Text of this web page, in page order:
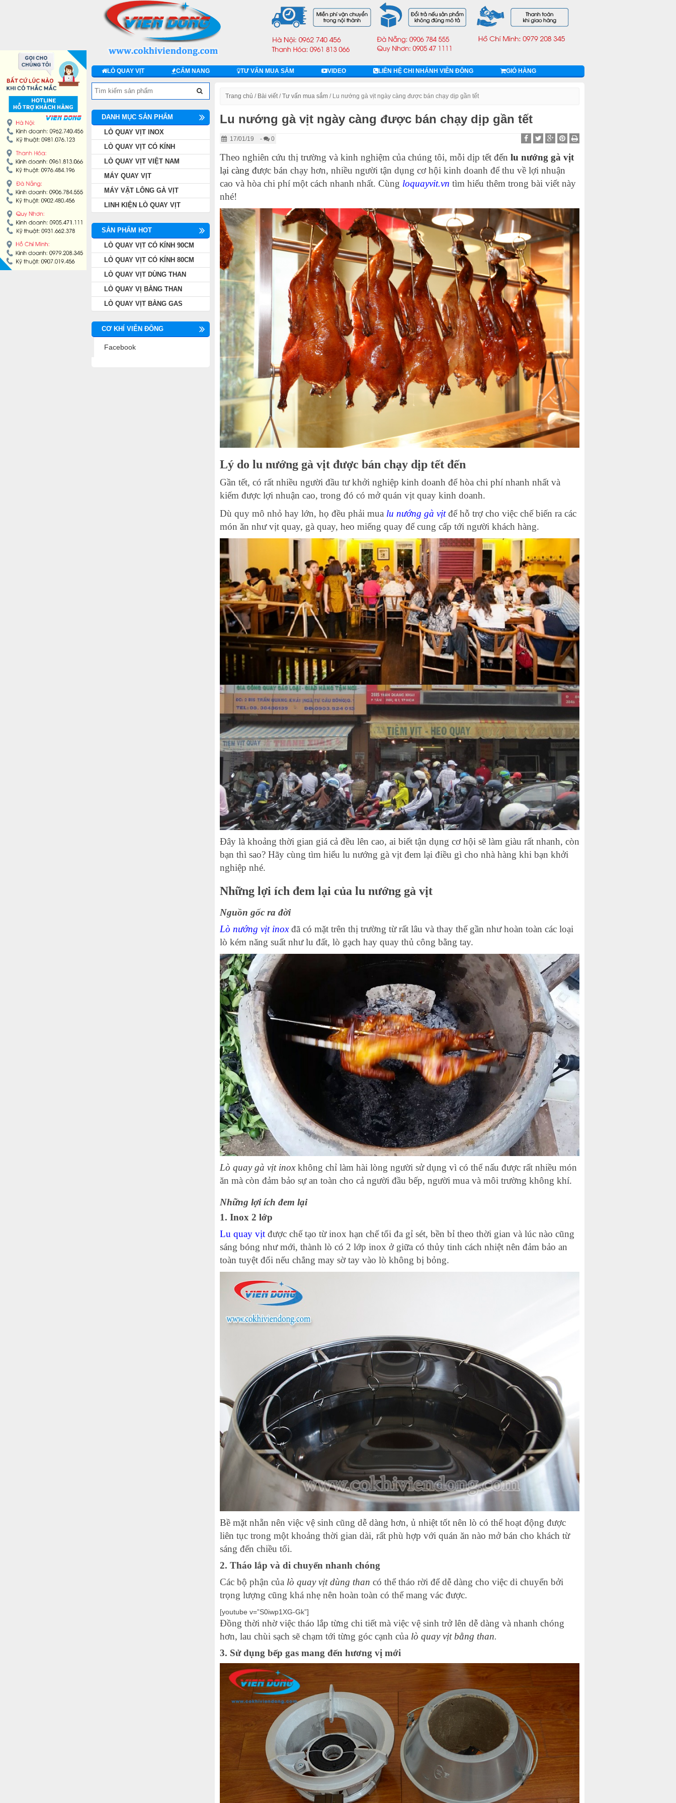
LÒ QUAY VỊT CẨM NANG TƯ VẤN MUA SẮM VIDEO LIÊN HỆ CHI NHÁNH VIỄN ĐÔNG GIỎ HÀNG
Trang chủ / Bài viết/Tư vấn mua sắm / Lu nướng gà vịt ngày càng được bán chạy dịp gần tết
Lu nướng gà vịt ngày càng được bán chạy dịp gần tết
17/01/19 - 0
Theo nghiên cứu thị trường và kinh nghiệm của chúng tôi, mỗi dịp tết đến lu nướng gà vịt
lại càng được bán chạy hơn, nhiều người tận dụng cơ hội kinh doanh để thu về lợi nhuận
cao và hòa chi phí một cách nhanh nhất. Cùng loquayvit.vn tìm hiểu thêm trong bài viết này
nhé!
Lý do lu nướng gà vịt được bán chạy dịp tết đến
Gần tết, có rất nhiều người đầu tư khởi nghiệp kinh doanh để hòa chi phí nhanh nhất và
kiếm được lợi nhuận cao, trong đó có mở quán vịt quay kinh doanh.
Dù quy mô nhỏ hay lớn, họ đều phải mua lu nướng gà vịtđể hỗ trợ cho việc chế biến ra các
món ăn như vịt quay, gà quay, heo miếng quay để cung cấp tới người khách hàng.
Đây là khoảng thời gian giá cả đều lên cao, ai biết tận dụng cơ hội sẽ làm giàu rất nhanh, còn
bạn thì sao? Hãy cùng tìm hiểu lu nướng gà vịt đem lại điều gì cho nhà hàng khi bạn khởi
nghiệp nhé.
Những lợi ích đem lại của lu nướng gà vịt
Nguồn gốc ra đời
Lò nướng vịtinox đã có mặt trên thị trường từ rất lâu và thay thế gần như hoàn toàn các loại
lò kém năng suất như lu đất, lò gạch hay quay thủ công bằng tay.
Lò quay gà vịtinoxkhông chỉ làm hài lòng người sử dụng vì có thể nấu được rất nhiều món
ăn mà còn đảm bảo sự an toàn cho cả người đầu bếp, người mua và môi trường không khí.
Những lợi ích đem lại
1. Inox 2 lớp
Lu quay vịt được chế tạo từ inox hạn chế tối đa gỉ sét, bền bỉ theo thời gian và lúc nào cũng
sáng bóng như mới, thành lò có 2 lớp inox ở giữa có thủy tinh cách nhiệt nên đảm bảo an
toàn tuyệt đối nếu chẳng may sờ tay vào lò không bị bỏng.
Bề mặt nhẵn nên việc vệ sinh cũng dễ dàng hơn, ủ nhiệt tốt nên lò có thể hoạt động được
liên tục trong một khoảng thời gian dài, rất phù hợp với quán ăn nào mở bán cho khách từ
sáng đến chiều tối.
2. Tháo lắp và di chuyển nhanh chóng
Các bộ phận của lò quay vịt dùng than có thể tháo rời để dễ dàng cho việc di chuyển bởi
trọng lượng cũng khá nhẹ nên hoàn toàn có thể mang vác được.
[youtube v=”S0iwp1XG-Gk”]
Đồng thời nhờ việc tháo lắp từng chi tiết mà việc vệ sinh trở lên dễ dàng và nhanh chóng
hơn, lau chùi sạch sẽ chạm tới từng góc cạnh của lò quay vịt bằng than.
3. Sử dụng bếp gas mang đến hương vị mới
DANH MỤC SẢN PHẨM
LÒ QUAY VỊT INOX
LÒ QUAY VỊT CÓ KÍNH
LÒ QUAY VỊT VIỆT NAM
MÁY QUAY VỊT
MÁY VẶT LÔNG GÀ VỊT
LINH KIỆN LÒ QUAY VỊT
SẢN PHẨM HOT
LÒ QUAY VỊT CÓ KÍNH 90CM
LÒ QUAY VỊT CÓ KÍNH 80CM
LÒ QUAY VỊT DÙNG THAN
LÒ QUAY VỊ BẰNG THAN
LÒ QUAY VỊT BẰNG GAS
CƠ KHÍ VIỄN ĐÔNG
Facebook
LÒ QUAY VỊT CÓ KÍNH
LÒ QUAY VỊT VIỆT NAM
MÁY QUAY VỊT
MÁY VẶT LÔNG GÀ VỊT
LINH KIỆN LÒ QUAY VỊT
MÁY CHẾ BIẾN THỊT
THIẾT BỊ KHÁC